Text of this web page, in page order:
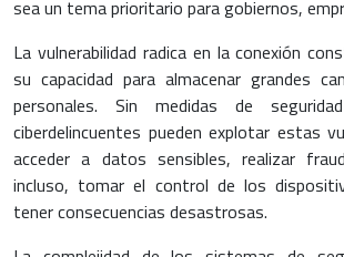
sea un tema prioritario para gobiernos,
La vulnerabilidad radica en la conexión
su capacidad para almacenar grandes
personales. Sin medidas de
ciberdelincuentes pueden explotar estas
acceder a datos sensibles, realizar
incluso, tomar el control de los
tener consecuencias desastrosas.